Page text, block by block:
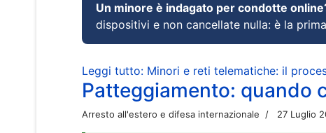
Un minore è indagato per condotte
dispositivi e non cancellate nulla: è la
Leggi tutto: Minori e reti telematiche: il
Patteggiamento: quando
Arresto all'estero e difesa internazionale 27 Luglio